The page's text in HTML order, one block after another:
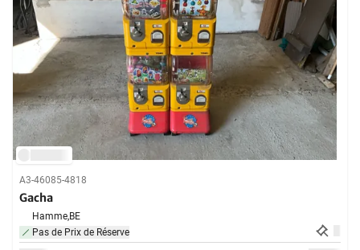
A3-46085-4818
Gacha
Hamme,BE
Pas de Prix de Réserve